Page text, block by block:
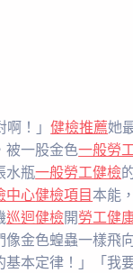
啊！」健檢推薦她
被一股金色一般勞
水瓶一般勞工健檢
中心健檢項目 本能
巡迴健檢開勞工健
像金色蝗蟲一樣飛
本定律！」「我